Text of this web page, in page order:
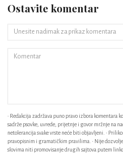
Ostavite komentar
• Redakcija zadržava puno pravo izbora komentara
sadrže psovke, uvrede, prijetnje i govor mržnje na
netolerancija svake vrste neće biti objavljeni. •
pravopisnim i gramatičkim pravilima. • Nije
slovima niti promovisanje drugih sajtova putem